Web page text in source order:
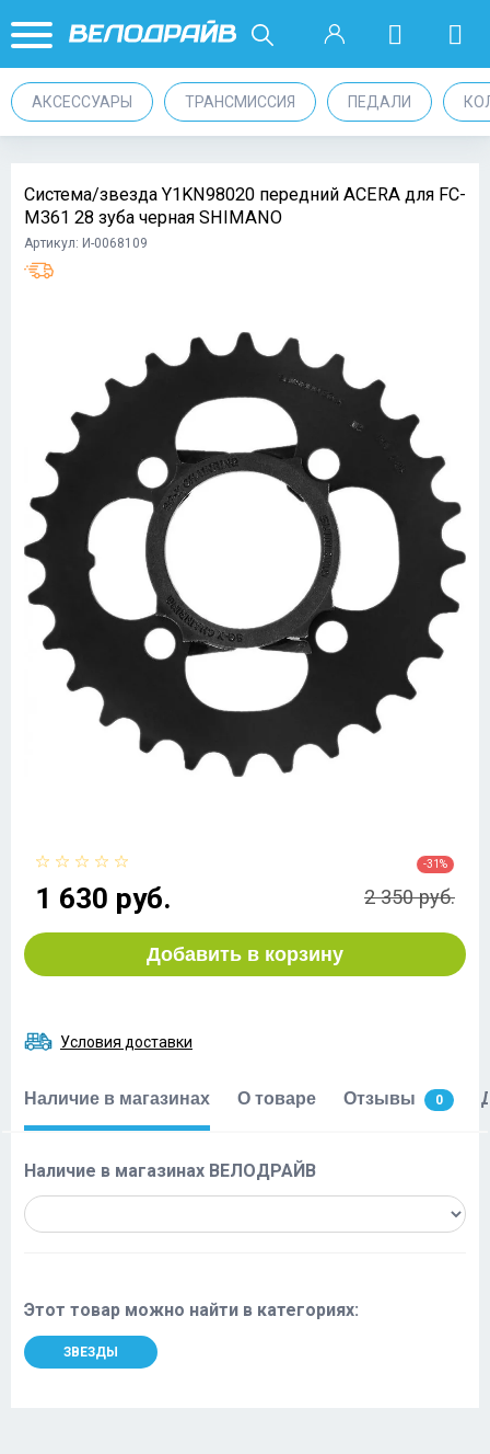
АКСЕССУАРЫ ТРАНСМИССИЯ ПЕДАЛИ
Система/звезда Y1KN98020 передний ACERA для FC-
M361 28 зуба черная SHIMANO
Артикул: И-0068109
1 630 руб.
-31%
2 350 руб.
Добавить в корзину
Условия доставки
Наличие в магазинах О товаре Отзывы 0
Наличие в магазинах ВЕЛОДРАЙВ
Этот товар можно найти в категориях:
ЗВЕЗДЫ